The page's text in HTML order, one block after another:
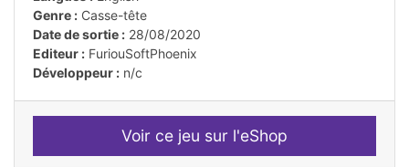
Genre : Casse-tête
Date de sortie : 28/08/2020
Editeur : FuriouSoftPhoenix
Développeur : n/c
Voir ce jeu sur l'eShop